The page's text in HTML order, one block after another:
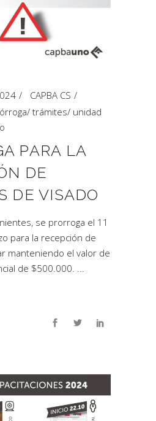
CAPBA CS
/ trámites/ unidad
PARA LA
DE
DE VISADO
se prorroga el 11
para la recepción de
manteniendo el valor de
de $500.000.